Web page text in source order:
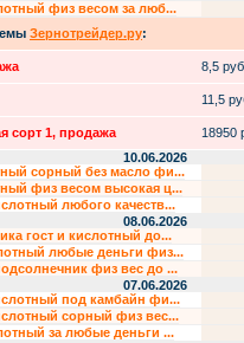
физ весом за люб...
Зернотрейдер.ру:
8,5
11,5
сорт 1, продажа
18950
10.06.2026
сорный без масло фи...
физ весом высокая ц...
любого качеств...
08.06.2026
гост и кислотный до...
любые деньги физ...
физ вес до ...
07.06.2026
под камбайн фи...
сорный физ вес...
за любые деньги ...